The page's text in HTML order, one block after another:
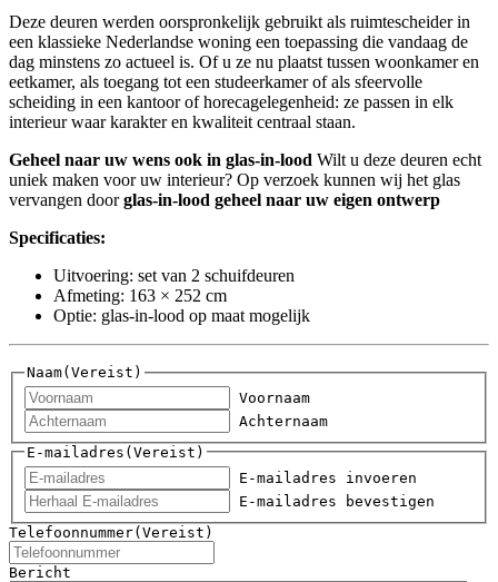
Deze deuren werden oorspronkelijk gebruikt als ruimtescheider in
een klassieke Nederlandse woning een toepassing die vandaag de
dag minstens zo actueel is. Of u ze nu plaatst tussen woonkamer en
eetkamer, als toegang tot een studeerkamer of als sfeervolle
scheiding in een kantoor of horecagelegenheid: ze passen in elk
interieur waar karakter en kwaliteit centraal staan.
Geheel naar uw wens ook in glas-in-lood Wilt u deze deuren echt
uniek maken voor uw interieur? Op verzoek kunnen wij het glas
vervangen doorglas-in-lood geheel naar uw eigen ontwerp
Specificaties:
Uitvoering: set van 2 schuifdeuren
Afmeting: 163 × 252 cm
Optie: glas-in-lood op maat mogelijk
Naam(Vereist)
Voornaam
Achternaam
E-mailadres (Vereist)
E-mailadres invoeren
E-mailadres bevestigen
Telefoonnummer(Vereist)
Bericht